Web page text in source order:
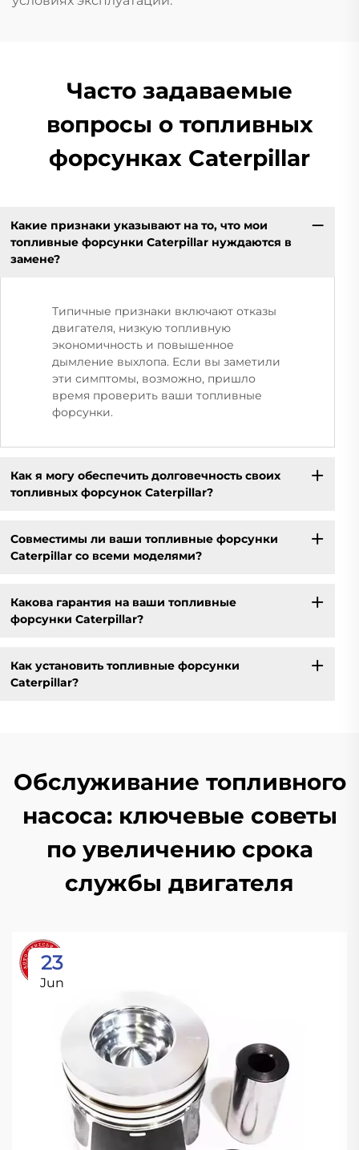
Часто задаваемые
вопросы о топливных
форсунках Caterpillar
Какие признаки указывают на то, что мои
топливные форсунки Caterpillar нуждаются в
замене?
Типичные признаки включают отказы
двигателя, низкую топливную
экономичность и повышенное
дымление выхлопа. Если вы заметили
эти симптомы, возможно, пришло
время проверить ваши топливные
форсунки.
Как я могу обеспечить долговечность своих
топливных форсунок Caterpillar?
Совместимы ли ваши топливные форсунки
Caterpillar со всеми моделями?
Какова гарантия на ваши топливные
форсунки Caterpillar?
Как установить топливные форсунки
Caterpillar?
Обслуживание топливного
насоса: ключевые советы
по увеличению срока
службы двигателя
23
Jun